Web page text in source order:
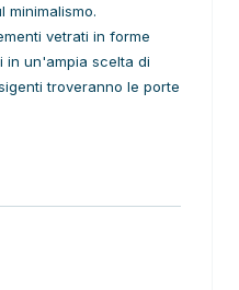
minimalismo.
vetrati in forme
in un'ampia scelta di
troveranno le porte